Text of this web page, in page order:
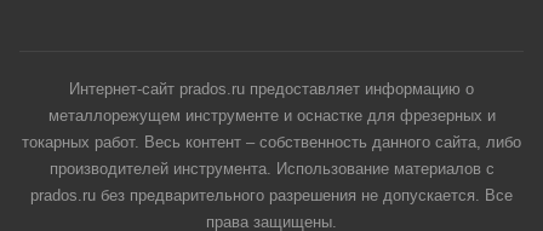
Интернет-сайт prados.ru предоставляет информацию о
металлорежущем инструменте и оснастке для фрезерных и
токарных работ. Весь контент – собственность данного сайта, либо
производителей инструмента. Использование материалов с
prados.ru без предварительного разрешения не допускается. Все
права защищены.